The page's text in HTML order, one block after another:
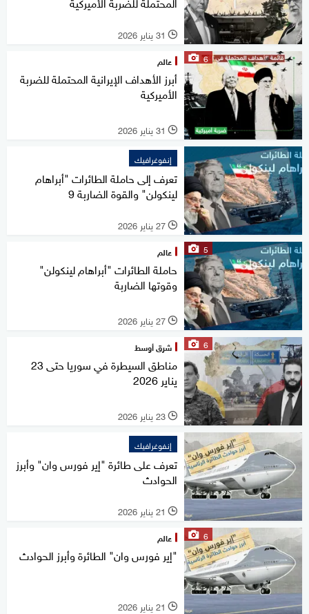
l 31 يناير 2026
6 عالم
أبرز الأهداف الإيرانية المحتملة للضربة
الأميركية
l 31 يناير 2026
إنفوغرافيك
تعرف إلى حاملة الطائرات "أبراهام
لينكولن" والقوة الضاربة 9
l 27 يناير 2026
5 عالم
حاملة الطائرات "أبراهام لينكولن"
وقوتها الضاربة
l 27 يناير 2026
6 شرق أوسط
مناطق السيطرة في سوريا حتى 23
يناير 2026
l 23 يناير 2026
إنفوغرافيك
تعرف على طائرة "إير فورس وان" وأبرز
الحوادث
l 21 يناير 2026
6 عالم
"إير فورس وان" الطائرة وأبرز الحوادث
l 21 يناير 2026